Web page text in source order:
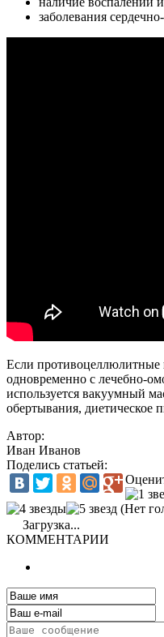
заболевания
Если противоцеллюлитные
одновременно с лечебно-
используется вакуумный
обертывания, диетическое
Автор:
Иван Иванов
Поделись статьей:
(Нет
Загрузка...
КОММЕНТАРИИ